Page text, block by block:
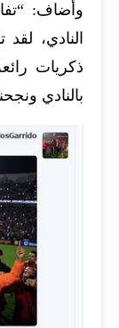
وأضاف:
النادي،
ذكريات
بالنادي